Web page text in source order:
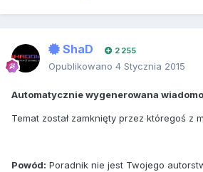
ShaD 2 255
Opublikowano 4 Stycznia 2015
Automatycznie wygenerowana
Temat został zamknięty przez któregoś z
Powód: Poradnik nie jest Twojego